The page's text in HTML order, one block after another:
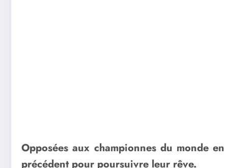
Opposées aux championnes du monde
précédent pour poursuivre leur rêve.